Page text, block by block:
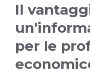
Il
per le